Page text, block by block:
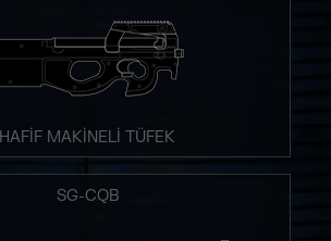
HAFİF MAKİNELİ TÜFEK
SG-CQB